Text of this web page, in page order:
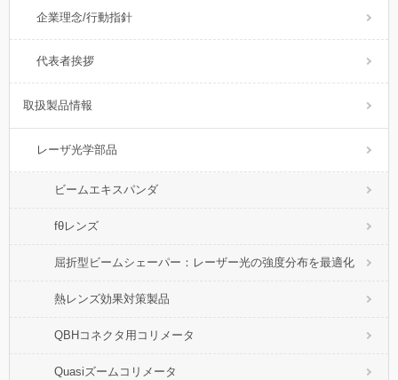
企業理念/行動指針
代表者挨拶
取扱製品情報
レーザ光学部品
ビームエキスパンダ
fθレンズ
屈折型ビームシェーパー：レーザー光の強度分布を最適化
熱レンズ効果対策製品
QBHコネクタ用コリメータ
Quasiズームコリメータ